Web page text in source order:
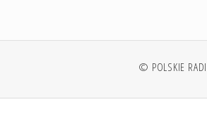
© POLSKIE